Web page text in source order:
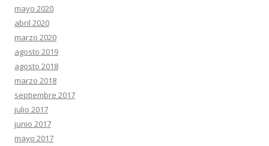
mayo 2020
abril 2020
marzo 2020
agosto 2019
agosto 2018
marzo 2018
septiembre 2017
julio 2017
junio 2017
mayo 2017